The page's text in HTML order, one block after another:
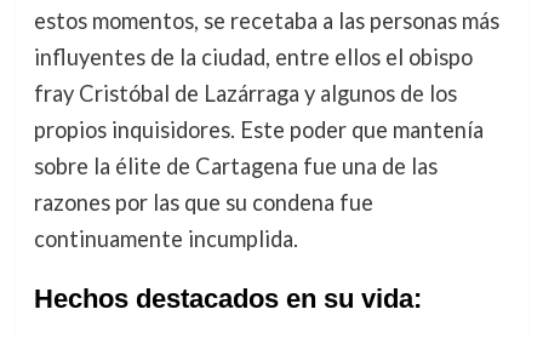
estos momentos, se recetaba a las personas más
influyentes de la ciudad, entre ellos el obispo
fray Cristóbal de Lazárraga y algunos de los
propios inquisidores. Este poder que mantenía
sobre la élite de Cartagena fue una de las
razones por las que su condena fue
continuamente incumplida.
Hechos destacados en su vida: